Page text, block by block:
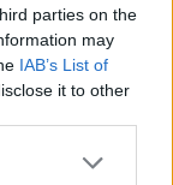
parties on the
may
IAB’s List of
it to other